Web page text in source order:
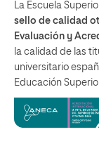
La Escuela
sello de calidad
Evaluación y
la calidad de las
universitario
Educación